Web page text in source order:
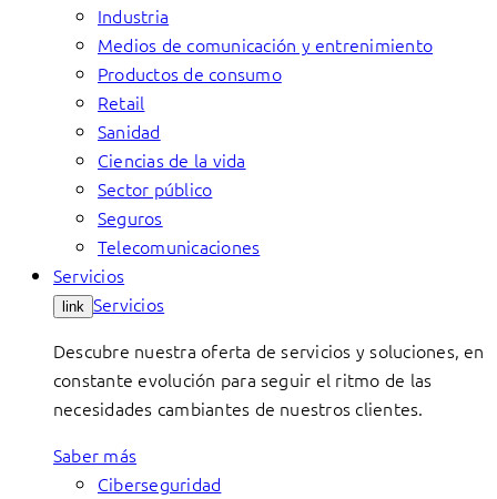
Industria
Medios de comunicación y entrenimiento
Productos de consumo
Retail
Sanidad
Ciencias de la vida
Sector público
Seguros
Telecomunicaciones
Servicios
link Servicios
Descubre nuestra oferta de servicios y soluciones, en
constante evolución para seguir el ritmo de las
necesidades cambiantes de nuestros clientes.
Saber más
Ciberseguridad